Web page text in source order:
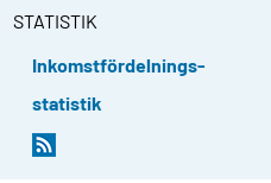
STATISTIK
Inkomstfördelnings-
statistik